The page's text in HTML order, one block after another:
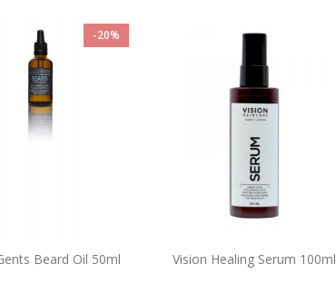
-20%
Beard Oil 50ml Vision Healing Serum 100ml